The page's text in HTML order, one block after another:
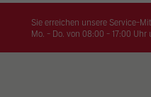
Sie erreichen unsere Service-
Mo. - Do. von 08:00 - 17:00
Sie